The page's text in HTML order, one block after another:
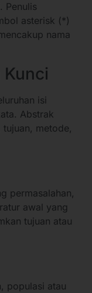
Penulis
asterisk (*)
nama
isi
Abstrak
metode,
permasalahan,
awal yang
tujuan atau
populasi atau